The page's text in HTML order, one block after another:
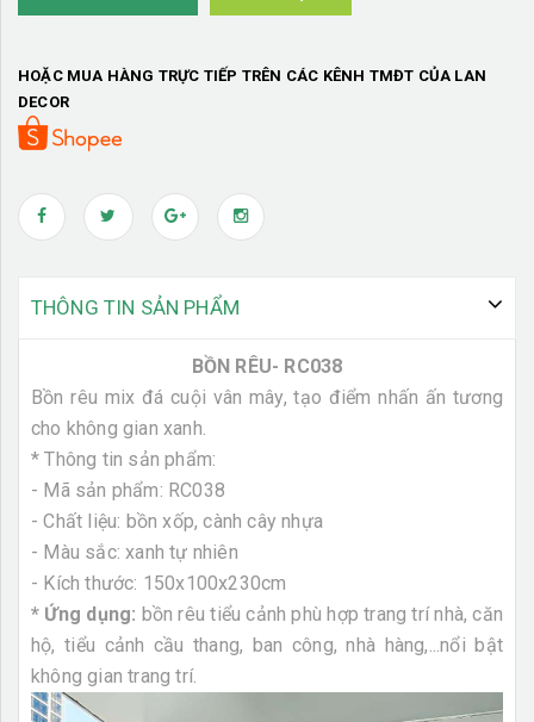
HOẶC MUA HÀNG TRỰC TIẾP TRÊN CÁC KÊNH TMĐT CỦA LAN
DECOR
THÔNG TIN SẢN PHẨM
BỒN RÊU- RC038
Bồn rêu mix đá cuội vân mây, tạo điểm nhấn ấn tương
cho không gian xanh.
* Thông tin sản phẩm:
- Mã sản phẩm: RC038
- Chất liệu: bồn xốp, cành cây nhựa
- Màu sắc: xanh tự nhiên
- Kích thước: 150x100x230cm
* Ứng dụng: bồn rêu tiểu cảnh phù hợp trang trí nhà, căn
hộ, tiểu cảnh cầu thang, ban công, nhà hàng,...nổi bật
không gian trang trí.